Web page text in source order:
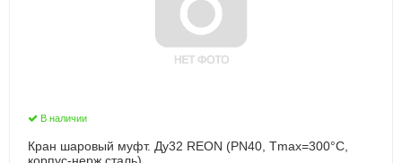
В наличии
Кран шаровый муфт. Ду32 REON (PN40, Тmax=300°С,